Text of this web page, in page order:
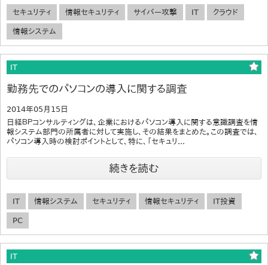
セキュリティ 情報セキュリティ サイバー攻撃 IT クラウド
情報システム
IT
勤務先でのパソコンの導入に関する調査
2014年05月15日
日経ＢＰコンサルティングは、企業におけるパソコン導入に関する意識調査を情
報システム部門の所属者に対して実施し、その結果をまとめた。この調査では、
パソコン導入時の検討ポイントとして、特に、「セキュリ...
続きを読む
IT 情報システム セキュリティ 情報セキュリティ IT投資
PC
IT